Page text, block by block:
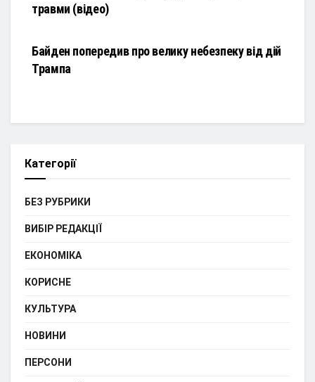
травми (відео)
Байден попередив про велику небезпеку від дій
Трампа
Категорії
БЕЗ РУБРИКИ
ВИБІР РЕДАКЦІЇ
ЕКОНОМІКА
КОРИСНЕ
КУЛЬТУРА
НОВИНИ
ПЕРСОНИ